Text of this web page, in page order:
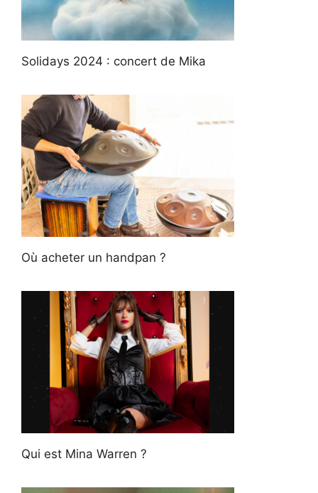
Solidays 2024 : concert de Mika
Où acheter un handpan ?
Qui est Mina Warren ?